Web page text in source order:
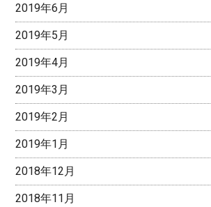
2019年6月
2019年5月
2019年4月
2019年3月
2019年2月
2019年1月
2018年12月
2018年11月